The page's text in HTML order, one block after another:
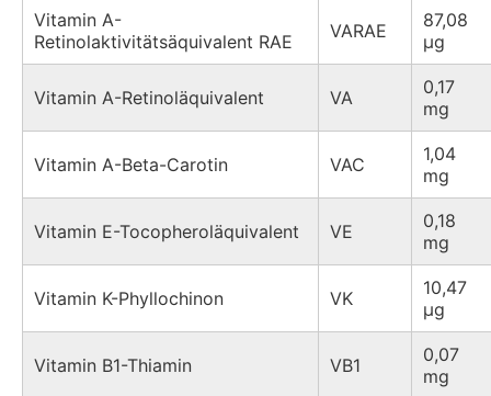
Vitamin A-
Retinolaktivitätsäquivalent RAE
VARAE
87,08
µg
Vitamin A-Retinoläquivalent VA
0,17
mg
Vitamin A-Beta-Carotin VAC
1,04
mg
Vitamin E-Tocopheroläquivalent VE
0,18
mg
Vitamin K-Phyllochinon VK
10,47
µg
Vitamin B1-Thiamin VB1
0,07
mg